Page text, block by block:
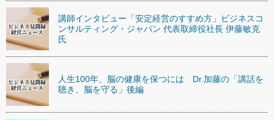
講師インタビュー「安定経営のすすめ方」ビジネスコ
ンサルティング・ジャパン 代表取締役社長 伊藤敏克
氏
人生100年、脳の健康を保つには Dr.加藤の「講話を
聴き、脳を守る」後編